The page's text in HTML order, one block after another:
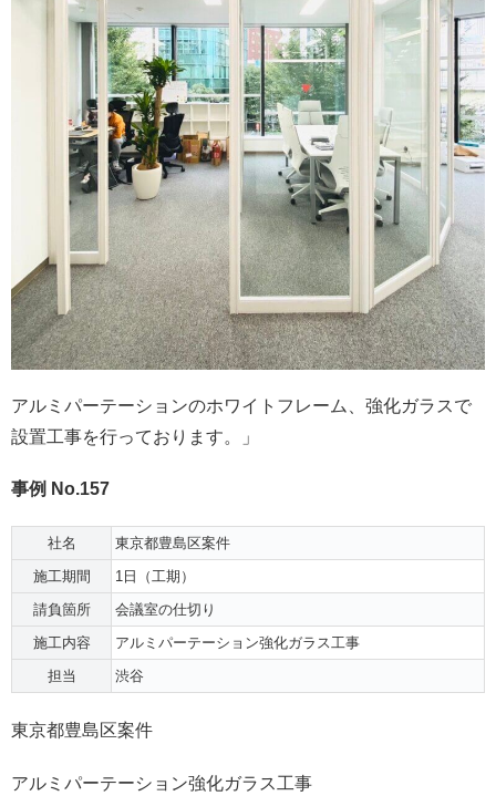
アルミパーテーションのホワイトフレーム、強化ガラスで
設置工事を行っております。」
事例 No.157
社名
東京都豊島区案件
施工期間
1日（工期）
請負箇所
会議室の仕切り
施工内容
アルミパーテーション強化ガラス工事
担当
渋谷
東京都豊島区案件
アルミパーテーション強化ガラス工事